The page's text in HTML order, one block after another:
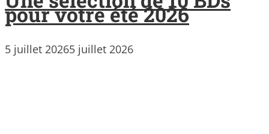
pour votre été 2026
5 juillet 20265 juillet 2026